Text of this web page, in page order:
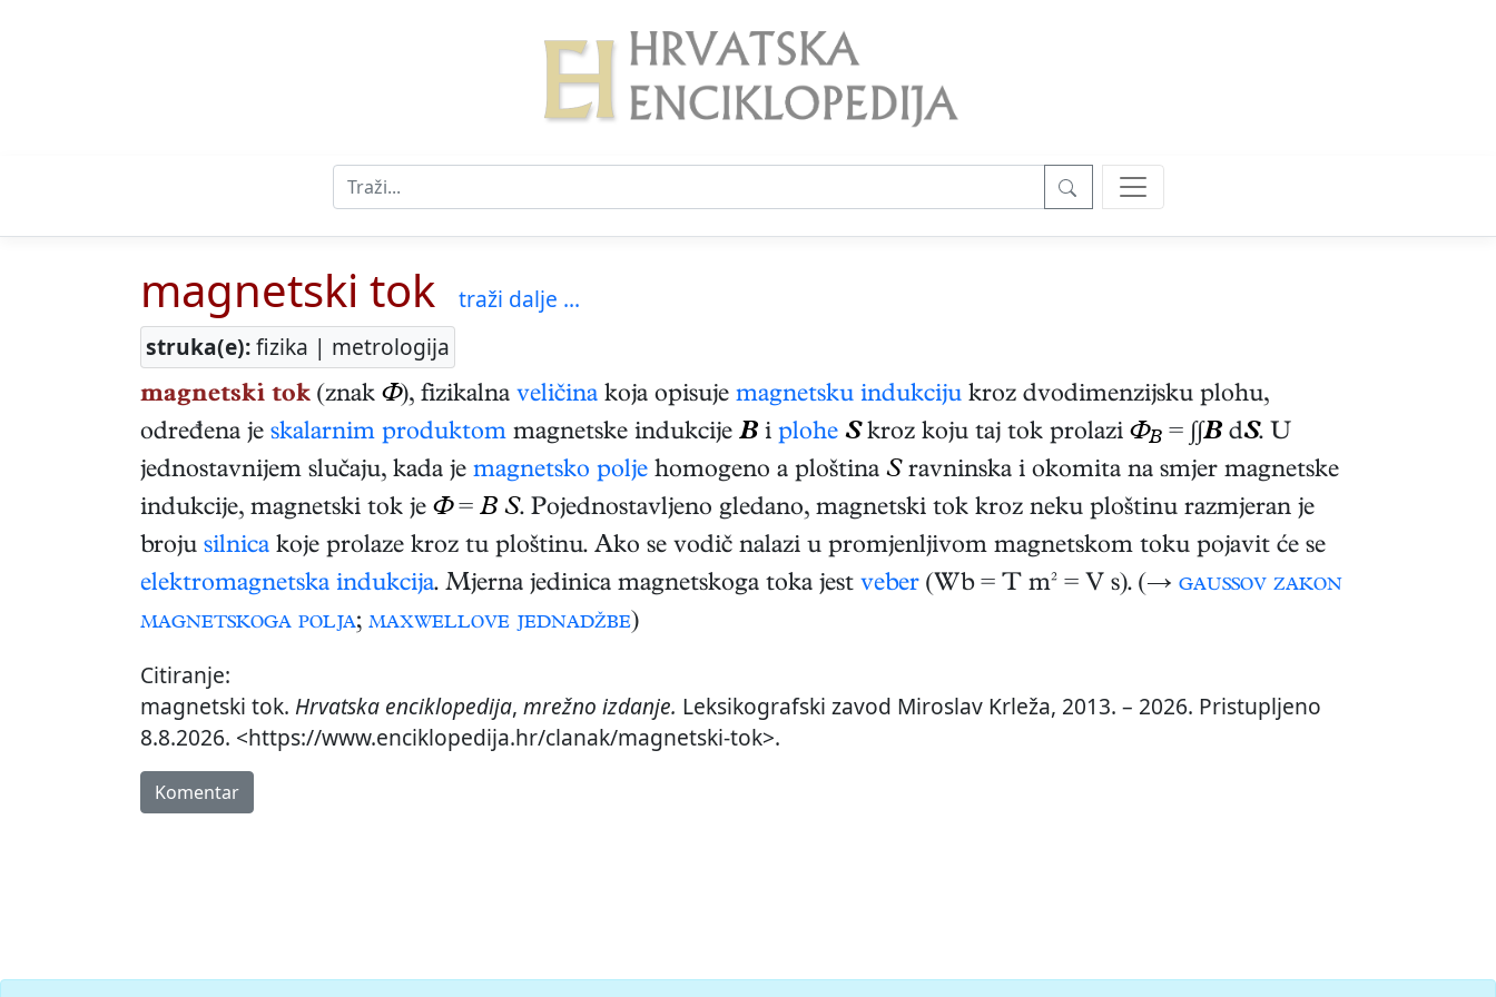
magnetski tok
traži dalje ...
struka(e):fizika | metrologija
magnetski tok (znak Φ), fizikalna veličina koja opisuje magnetsku indukciju kroz dvodimenzijsku plohu,
određena je skalarnim produktom magnetske indukcije B i plohe Skroz koju taj tok prolazi ΦB = ∫∫B dS. U
jednostavnijem slučaju, kada je magnetsko polje homogeno a ploština Sravninska i okomita na smjer magnetske
indukcije, magnetski tok je Φ= B S. Pojednostavljeno gledano, magnetski tok kroz neku ploštinu razmjeran je
broju silnica koje prolaze kroz tu ploštinu. Ako se vodič nalazi u promjenljivom magnetskom toku pojavit će se
elektromagnetska indukcija. Mjerna jedinica magnetskoga toka jest veber (Wb = T m² = V s). (→ gaussov zakon
magnetskoga polja; maxwellove jednadžbe)
Citiranje:
magnetski tok. Hrvatska enciklopedija, mrežno izdanje. Leksikografski zavod Miroslav Krleža, 2013. – 2026. Pristupljeno
8.8.2026. <https://www.enciklopedija.hr/clanak/magnetski-tok>.
Komentar